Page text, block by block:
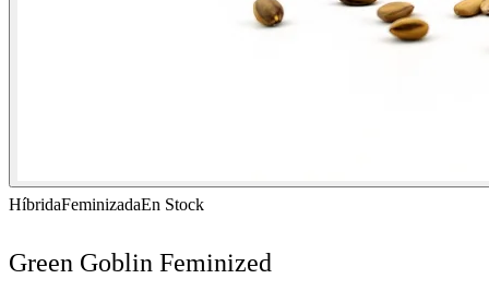
HíbridaFeminizadaEn Stock
Green Goblin Feminized